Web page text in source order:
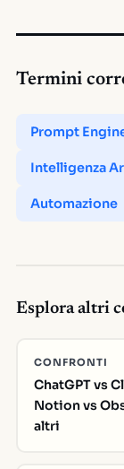
Termini
Prompt
Intelligenza
Automazione
Esplora altri
CONFRONTI
ChatGPT vs
Notion vs
altri